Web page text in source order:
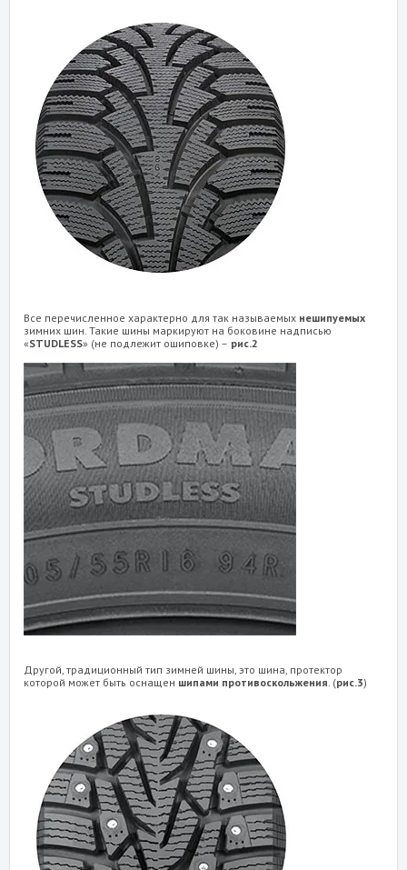
Все перечисленное характерно для так называемых нешипуемых
зимних шин. Такие шины маркируют на боковине надписью
«STUDLESS» (не подлежит ошиповке) – рис.2
Другой, традиционный тип зимней шины, это шина, протектор
которой может быть оснащен шипами противоскольжения. (рис.3)